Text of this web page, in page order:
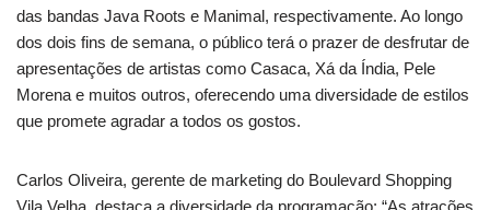
das bandas Java Roots e Manimal, respectivamente. Ao longo
dos dois fins de semana, o público terá o prazer de desfrutar de
apresentações de artistas como Casaca, Xá da Índia, Pele
Morena e muitos outros, oferecendo uma diversidade de estilos
que promete agradar a todos os gostos.
Carlos Oliveira, gerente de marketing do Boulevard Shopping
Vila Velha, destaca a diversidade da programação: “As atrações